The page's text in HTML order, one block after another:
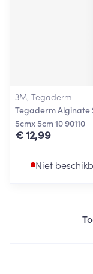
3M, Tegaderm
Tegaderm Alginate
5cmx 5cm 10 90110
€ 12,99
Niet